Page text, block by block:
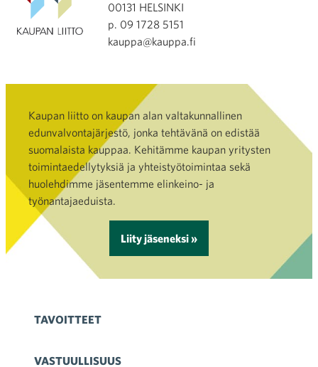
00131 HELSINKI
p. 09 1728 5151
kauppa@kauppa.fi
Kaupan liitto on kaupan alan valtakunnallinen
edunvalvontajärjestö, jonka tehtävänä on edistää
suomalaista kauppaa. Kehitämme kaupan yritysten
toimintaedellytyksiä ja yhteistyötoimintaa sekä
huolehdimme jäsentemme elinkeino- ja
työnantajaeduista.
Liity jäseneksi »
TAVOITTEET
VASTUULLISUUS